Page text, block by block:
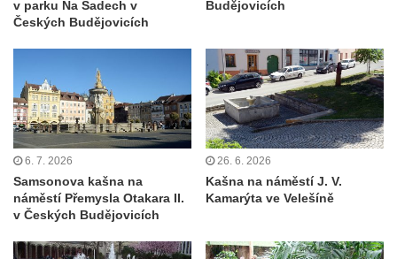
Kašna v lázeňském parku u ulice Lázeňská
Kašna před pavilonem Říp v lázeňském
parku ve Mšeném-lázně
Jezírko s vodotryskem v Zámeckém parku v
Litvínově
Kašna na Masarykově náměstí v Litvínově
Kašna „Hlavy“ před Magistrátem v Teplicích
Kašna na náměstí Tomáše Garrigue
Masaryka ve Vejprtech
v parku Na Sadech v
Českých Budějovicích
Budějovicích
6. 7. 2026
Samsonova kašna na
náměstí Přemysla Otakara II.
v Českých Budějovicích
26. 6. 2026
Kašna na náměstí J. V.
Kamarýta ve Velešíně